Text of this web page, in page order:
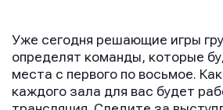
Уже сегодня решающие игры
определят команды, которые
места с первого по восьмое.
каждого зала для вас будет
Сообщение
Сообщение
Сообщение